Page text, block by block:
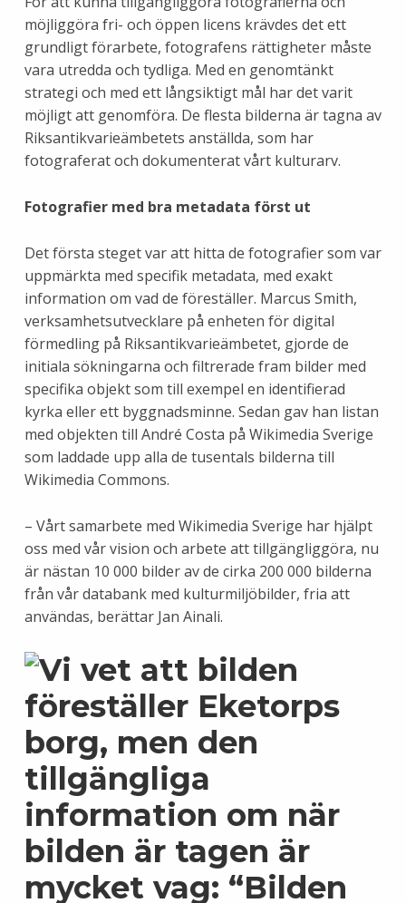
möjliggöra fri- och öppen licens krävdes det ett
grundligt förarbete, fotografens rättigheter måste
vara utredda och tydliga. Med en genomtänkt
strategi och med ett långsiktigt mål har det varit
möjligt att genomföra. De flesta bilderna är tagna av
Riksantikvarieämbetets anställda, som har
fotograferat och dokumenterat vårt kulturarv.
Fotografier med bra metadata först ut
Det första steget var att hitta de fotografier som var
uppmärkta med specifik metadata, med exakt
information om vad de föreställer. Marcus Smith,
verksamhetsutvecklare på enheten för digital
förmedling på Riksantikvarieämbetet, gjorde de
initiala sökningarna och filtrerade fram bilder med
specifika objekt som till exempel en identifierad
kyrka eller ett byggnadsminne. Sedan gav han listan
med objekten till André Costa på Wikimedia Sverige
som laddade upp alla de tusentals bilderna till
Wikimedia Commons.
– Vårt samarbete med Wikimedia Sverige har hjälpt
oss med vår vision och arbete att tillgängliggöra, nu
är nästan 10 000 bilder av de cirka 200 000 bilderna
från vår databank med kulturmiljöbilder, fria att
användas, berättar Jan Ainali.